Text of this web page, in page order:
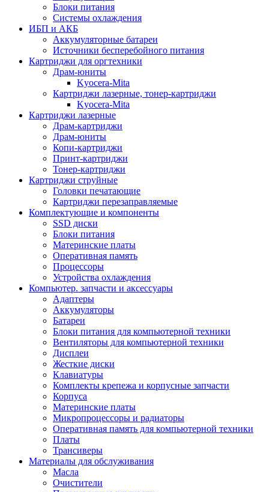
Блоки питания
Системы охлаждения
ИБП и АКБ
Аккумуляторные батареи
Источники бесперебойного питания
Картриджи для оргтехники
Драм-юниты
Kyocera-Mita
Картриджи лазерные, тонер-картриджи
Kyocera-Mita
Картриджи лазерные
Драм-картриджи
Драм-юниты
Копи-картриджи
Принт-картриджи
Тонер-картриджи
Картриджи струйные
Головки печатающие
Картриджи перезаправляемые
Комплектующие и компоненты
SSD диски
Блоки питания
Материнские платы
Оперативная память
Процессоры
Устройства охлаждения
Компьютер. запчасти и аксессуары
Адаптеры
Аккумуляторы
Батареи
Блоки питания для компьютерной техники
Вентиляторы для компьютерной техники
Дисплеи
Жесткие диски
Клавиатуры
Комплекты крепежа и корпусные запчасти
Корпуса
Материнские платы
Микропроцессоры и радиаторы
Оперативная память для компьютерной техники
Платы
Трансиверы
Материалы для обслуживания
Масла
Очистители